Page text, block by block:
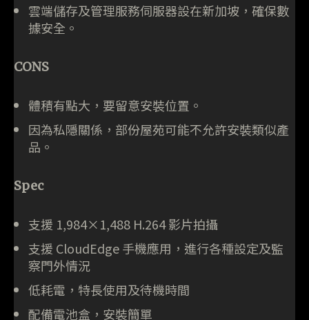
雲端儲存及管理服務伺服器設在新加坡，確保數
據安全。
CONS
體積有點大，要留意安裝位置。
因為私隱關係，部份屋苑可能不允許安裝類似產
品。
Spec
支援 1,984×1,488 H.264 影片拍攝
支援 CloudEdge 手機應用，進行各種設定及監
察門外情況
低耗電，特長使用及待機時間
配備電池盒，安裝簡單